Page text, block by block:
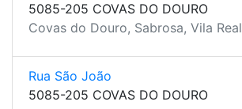
5085-205 COVAS DO DOURO
Covas do Douro, Sabrosa, Vila Real
Rua São João
5085-205 COVAS DO DOURO